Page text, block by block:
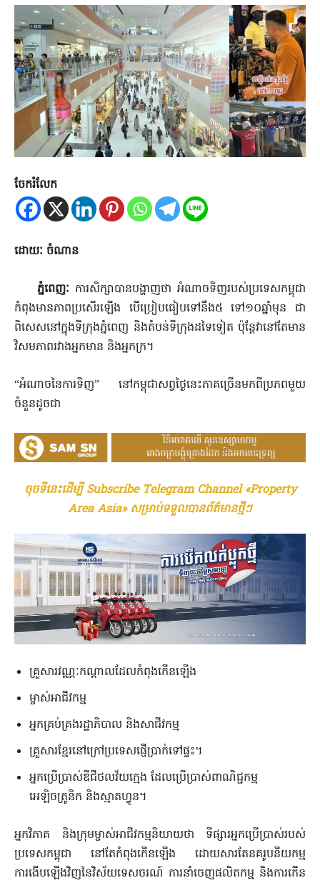
ចែករំលែក
ដោយៈ ចំណាន
ភ្នំពេញៈ ការសិក្សាបានបង្ហាញថា អំណាចទិញរបស់ប្រទេសកម្ពុជា
កំពុងមានភាពប្រសើរឡើង បើប្រៀបធៀបទៅនឹង៥ ទៅ១០ឆ្នាំមុន ជា
ពិសេសនៅក្នុងទីក្រុងភ្នំពេញ និងតំបន់ទីក្រុងដទៃទៀត ប៉ុន្តែវានៅតែមាន
វិសមភាពរវាងអ្នកមាន និងអ្នកក្រ។
“អំណាចនៃការទិញ” នៅកម្ពុជាសព្វថ្ងៃនេះភាគច្រើនមកពីប្រភពមួយ
ចំនួនដូចជា
ចុចទីនេះដើម្បី Subscribe Telegram Channel «Property
Area Asia» សម្រាប់ទទួលបានព័ត៌មានថ្មីៗ
គ្រួសារវណ្ណៈកណ្តាលដែលកំពុងកើនឡើង
ម្ចាស់អាជីវកម្ម
អ្នកគ្រប់គ្រងរដ្ឋាភិបាល និងសាជីវកម្ម
គ្រួសារខ្មែរនៅក្រៅប្រទេសផ្ញើប្រាក់ទៅផ្ទះ។
អ្នកប្រើប្រាស់ឌីជីថលវ័យក្មេង ដែលប្រើប្រាស់ពាណិជ្ជកម្ម
អេឡិចត្រូនិក និងស្មាតហ្វូន។
អ្នកវិភាគ និងក្រុមម្ចាស់អាជីវកម្មនិយាយថា ទីផ្សារអ្នកប្រើប្រាស់របស់
ប្រទេសកម្ពុជា នៅតែកំពុងកើនឡើង ដោយសារតែនគរូបនីយកម្ម
ការងើបឡើងវិញនៃវិស័យទេសចរណ៍ ការនាំចេញផលិតកម្ម និងការកើន